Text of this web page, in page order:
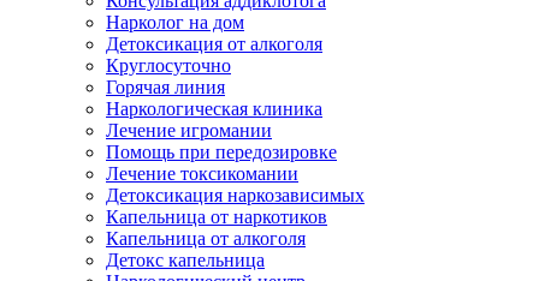
Нарколог на дом
Детоксикация от алкоголя
Круглосуточно
Горячая линия
Наркологическая клиника
Лечение игромании
Помощь при передозировке
Лечение токсикомании
Детоксикация наркозависимых
Капельница от наркотиков
Капельница от алкоголя
Детокс капельница